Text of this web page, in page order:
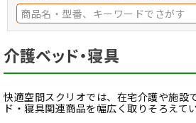
介護ベッド・寝具
快適空間スクリオでは、在宅介護や施設
ド・寝具関連商品を幅広く取りそろえてい